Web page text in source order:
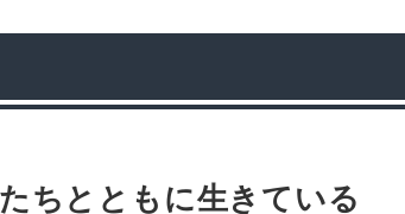
ちとともに生きている